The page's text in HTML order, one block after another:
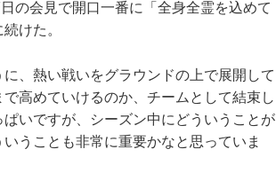
の会見で開口一番に「全身全霊を込めて
けた。
、熱い戦いをグラウンドの上で展開して
高めていけるのか、チームとして結束し
いですが、シーズン中にどういうことが
うことも非常に重要かなと思っていま